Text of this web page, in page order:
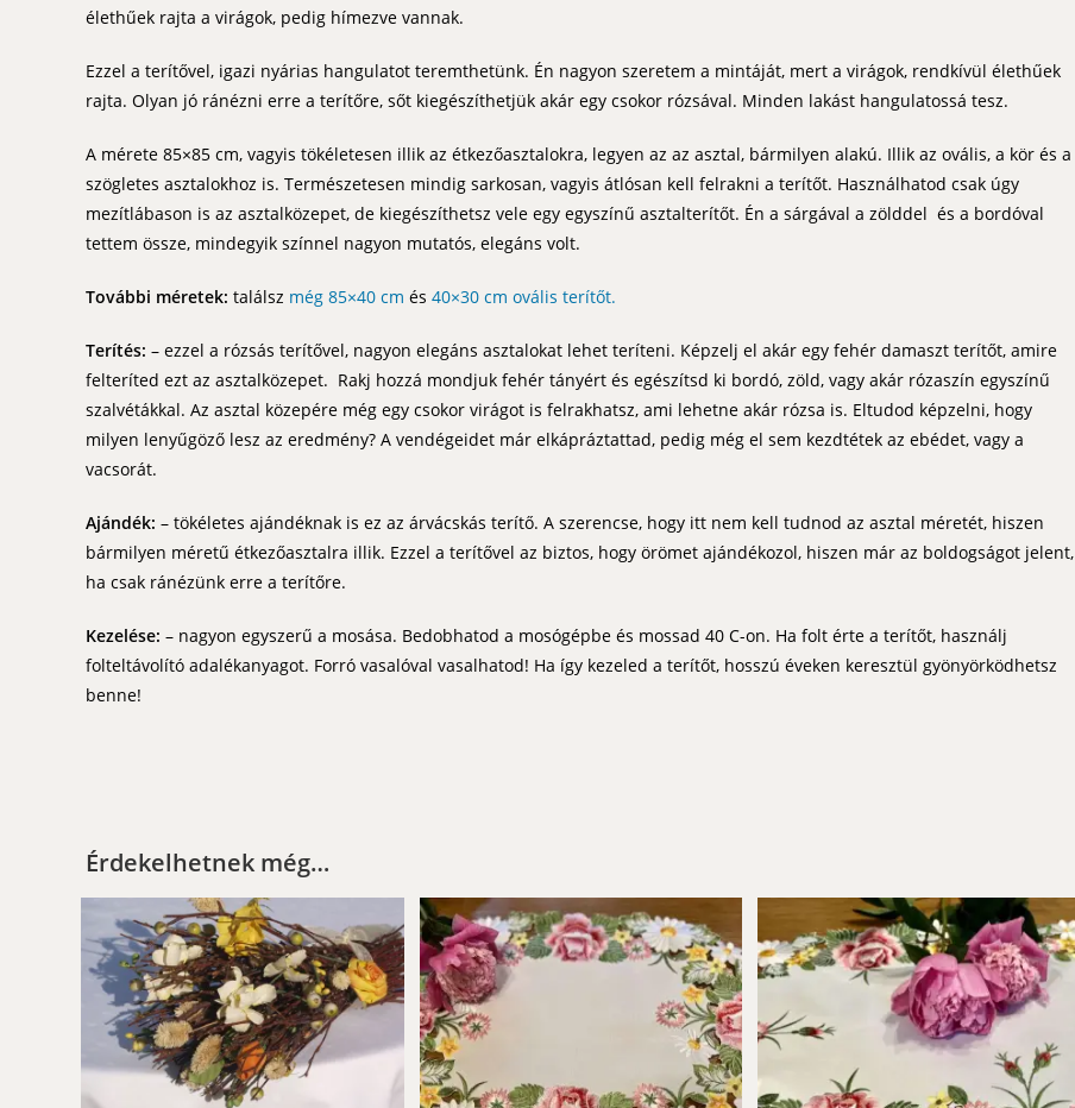
élethűek rajta a virágok, pedig hímezve vannak.
Ezzel a terítővel, igazi nyárias hangulatot teremthetünk. Én nagyon szeretem a mintáját, mert a virágok, rendkívül élethűek
rajta. Olyan jó ránézni erre a terítőre, sőt kiegészíthetjük akár egy csokor rózsával. Minden lakást hangulatossá tesz.
A mérete 85×85 cm, vagyis tökéletesen illik az étkezőasztalokra, legyen az az asztal, bármilyen alakú. Illik az ovális, a kör és a
szögletes asztalokhoz is. Természetesen mindig sarkosan, vagyis átlósan kell felrakni a terítőt. Használhatod csak úgy
mezítlábason is az asztalközepet, de kiegészíthetsz vele egy egyszínű asztalterítőt. Én a sárgával a zölddel és a bordóval
tettem össze, mindegyik színnel nagyon mutatós, elegáns volt.
További méretek: találsz még 85×40 cm és 40×30 cm ovális terítőt.
Terítés: – ezzel a rózsás terítővel, nagyon elegáns asztalokat lehet teríteni. Képzelj el akár egy fehér damaszt terítőt, amire
felteríted ezt az asztalközepet. Rakj hozzá mondjuk fehér tányért és egészítsd ki bordó, zöld, vagy akár rózaszín egyszínű
szalvétákkal. Az asztal közepére még egy csokor virágot is felrakhatsz, ami lehetne akár rózsa is. Eltudod képzelni, hogy
milyen lenyűgöző lesz az eredmény? A vendégeidet már elkápráztattad, pedig még el sem kezdtétek az ebédet, vagy a
vacsorát.
Ajándék: – tökéletes ajándéknak is ez az árvácskás terítő. A szerencse, hogy itt nem kell tudnod az asztal méretét, hiszen
bármilyen méretű étkezőasztalra illik. Ezzel a terítővel az biztos, hogy örömet ajándékozol, hiszen már az boldogságot jelent,
ha csak ránézünk erre a terítőre.
Kezelése: – nagyon egyszerű a mosása. Bedobhatod a mosógépbe és mossad 40 C-on. Ha folt érte a terítőt, használj
folteltávolító adalékanyagot. Forró vasalóval vasalhatod! Ha így kezeled a terítőt, hosszú éveken keresztül gyönyörködhetsz
benne!
Érdekelhetnek még…